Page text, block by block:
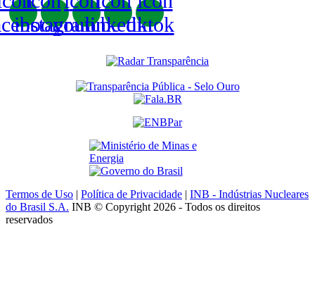
Termos de Uso | Política de Privacidade | INB - Indústrias Nucleares
do Brasil S.A. INB © Copyright 2026 - Todos os direitos
reservados